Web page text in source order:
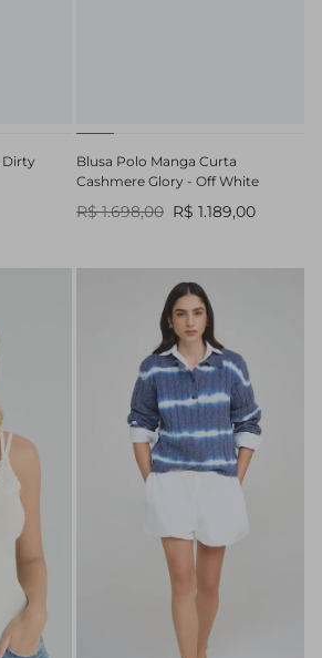
Dirty
Blusa Polo Manga Curta
Cashmere Glory - Off White
R$ 1.698,00 R$ 1.189,00